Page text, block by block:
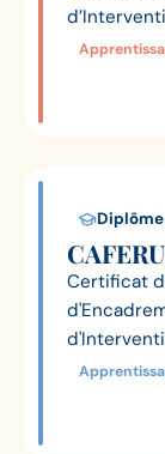
Certificat